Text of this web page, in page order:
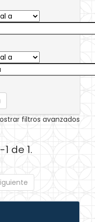
filtros avanzados
de 1.